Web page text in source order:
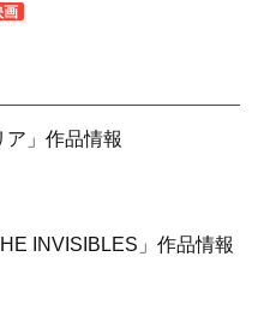
画
ア」作品情報
INVISIBLES」作品情報